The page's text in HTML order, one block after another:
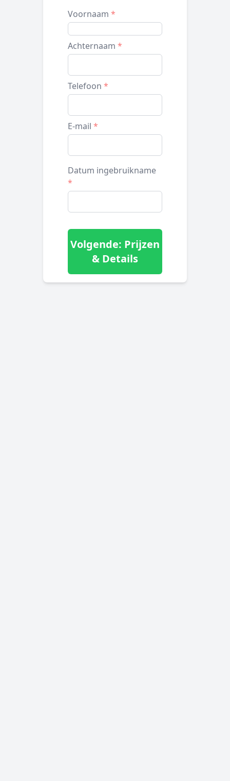
Voornaam *
Achternaam *
Telefoon *
E-mail *
Datum ingebruikname
*
Volgende: Prijzen
& Details